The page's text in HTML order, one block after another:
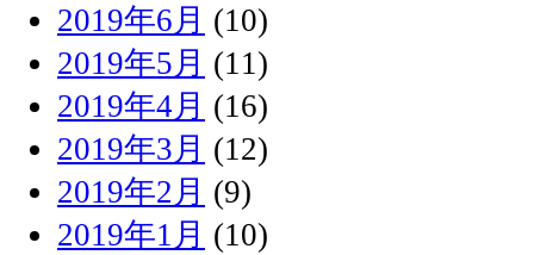
2019年6月 (10)
2019年5月 (11)
2019年4月 (16)
2019年3月 (12)
2019年2月 (9)
2019年1月 (10)